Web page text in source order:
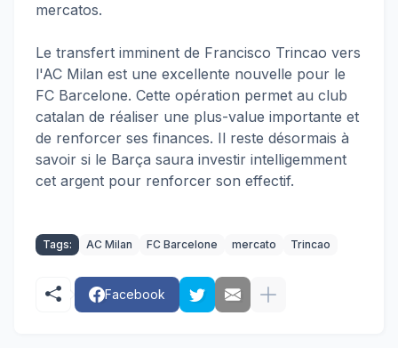
mercatos.
Le transfert imminent de Francisco Trincao vers
l'AC Milan est une excellente nouvelle pour le
FC Barcelone. Cette opération permet au club
catalan de réaliser une plus-value importante et
de renforcer ses finances. Il reste désormais à
savoir si le Barça saura investir intelligemment
cet argent pour renforcer son effectif.
Tags: AC Milan FC Barcelone mercato Trincao
Facebook